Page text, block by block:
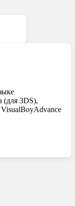
(для 3DS),